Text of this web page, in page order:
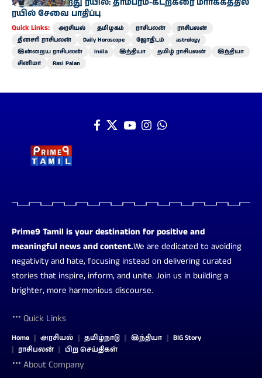
ரயில் சேவை பாதிப்பு
Quick Links: அரசியல் தமிழகம் ராசிபலன்
ராசிபலன்
தினசரி ராசிபலன்
Daily Horoscope ஜோதிடம்
astrology
இன்றைய ராசிபலன்
India இந்தியா தமிழ் ராசிபலன்
இந்தியா
சினிமா
Rasi Palan
Prime9 Tamil is your destination for positive and
meaningful news and content.We are dedicated to avoiding
negativity and hate, focusing instead on delivering curated
stories that inspire, inform, and unite. Join us in building a
brighter, more harmonious discourse.
Quick Links
Home அரசியல் தமிழ்நாடு இந்தியா
BIG Story
ராசிபலன்
பிற செய்திகள்
About Company